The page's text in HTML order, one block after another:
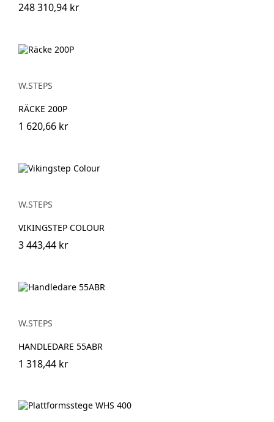
248 310,94 kr
W.STEPS
RÄCKE 200P
1 620,66 kr
W.STEPS
VIKINGSTEP COLOUR
3 443,44 kr
W.STEPS
HANDLEDARE 55ABR
1 318,44 kr